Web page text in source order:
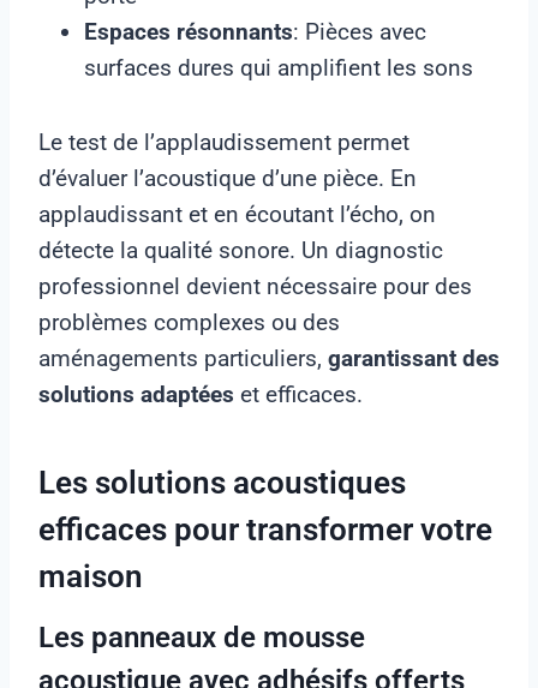
Espaces résonnants: Pièces avec
surfaces dures qui amplifient les sons
Le test de l’applaudissement permet
d’évaluer l’acoustique d’une pièce. En
applaudissant et en écoutant l’écho, on
détecte la qualité sonore. Un diagnostic
professionnel devient nécessaire pour des
problèmes complexes ou des
aménagements particuliers, garantissant des
solutions adaptées et efficaces.
Les solutions acoustiques
efficaces pour transformer votre
maison
Les panneaux de mousse
acoustique avec adhésifs offerts